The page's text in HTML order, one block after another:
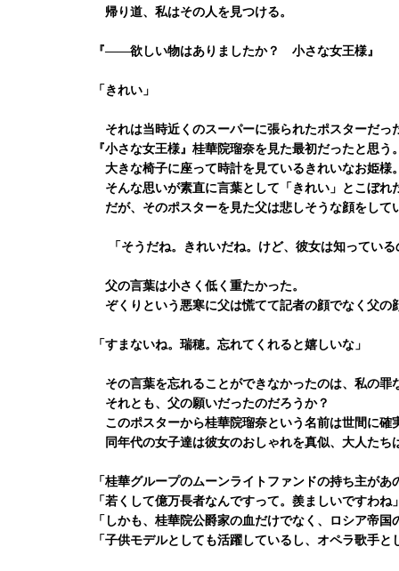
帰り道、私はその人を見つける。
『――欲しい物はありましたか？ 小さな女王様』
「きれい」
それは当時近くのスーパーに張られたポスターだっ
『小さな女王様』桂華院瑠奈を見た最初だったと思う
大きな椅子に座って時計を見ているきれいなお姫様
そんな思いが素直に言葉として「きれい」とこぼれ
だが、そのポスターを見た父は悲しそうな顔をして
「そうだね。きれいだね。けど、彼女は知ってい
父の言葉は小さく低く重たかった。
ぞくりという悪寒に父は慌てて記者の顔でなく父の
「すまないね。瑞穂。忘れてくれると嬉しいな」
その言葉を忘れることができなかったのは、私の罪
それとも、父の願いだったのだろうか？
このポスターから桂華院瑠奈という名前は世間に確
同年代の女子達は彼女のおしゃれを真似、大人たち
「桂華グループのムーンライトファンドの持ち主が
「若くして億万長者なんですって。羨ましいですわね
「しかも、桂華院公爵家の血だけでなく、ロシア帝
「子供モデルとしても活躍しているし、オペラ歌手